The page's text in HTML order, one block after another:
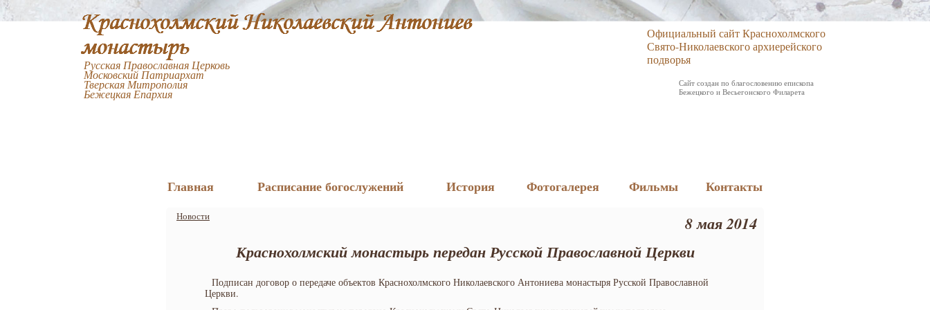
Официальный сайт Краснохолмского
Свято-Николаевского архиерейского
подворья
Сайт создан по благословению епископа
Бежецкого и Весьегонского Филарета
Русская Православная Церковь
Московский Патриархат
Тверская Митрополия
Бежецкая Епархия
Главная Расписание богослужений История Фотогалерея Фильмы Контакты
8 мая 2014
Краснохолмский монастырь передан Русской Православной Церкви
Подписан договор о передаче объектов Краснохолмского Николаевского Антониева монастыря Русской Православной
Церкви.
Новости